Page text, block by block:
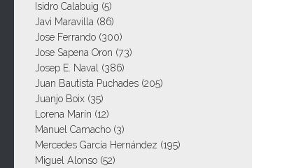
Isidro Calabuig (5)
Javi Maravilla (86)
Jose Ferrando (300)
Jose Sapena Oron (73)
Josep E. Naval (386)
Juan Bautista Puchades (205)
Juanjo Boix (35)
Lorena Marín (12)
Manuel Camacho (3)
Mercedes García Hernández (195)
Miguel Alonso (52)